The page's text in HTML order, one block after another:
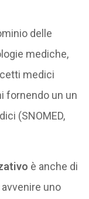
delle
mediche,
medici
fornendo un un
(SNOMED,
è anche di
uno